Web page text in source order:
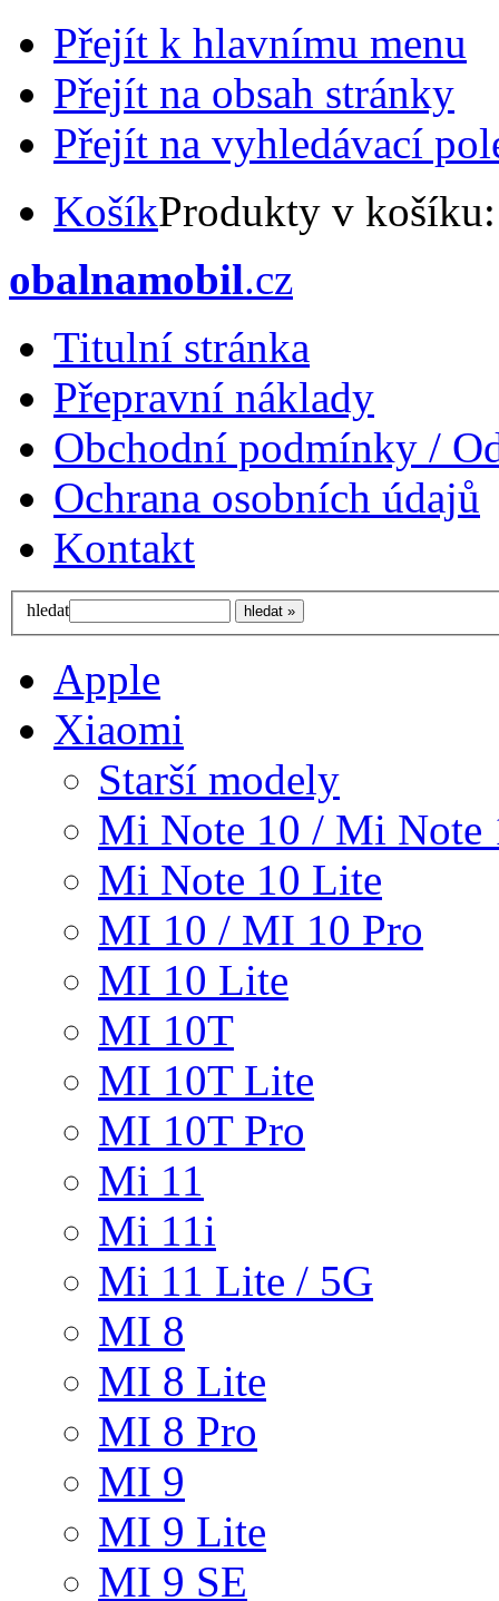
Přejít k hlavnímu menu
Přejít na obsah stránky
Přejít na vyhledávací
KošíkProdukty v
obalnamobil.cz
Titulní stránka
Přepravní náklady
Obchodní podmínky /
Ochrana osobních údajů
Kontakt
hledat
Apple
Xiaomi
Starší modely
Mi Note 10 / Mi Note
Mi Note 10 Lite
MI 10 / MI 10 Pro
MI 10 Lite
MI 10T
MI 10T Lite
MI 10T Pro
Mi 11
Mi 11i
Mi 11 Lite / 5G
MI 8
MI 8 Lite
MI 8 Pro
MI 9
MI 9 Lite
MI 9 SE